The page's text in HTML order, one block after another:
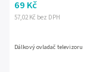
57,02 Kč bez DPH
69 Kč
Dálkový ovladač televizoru